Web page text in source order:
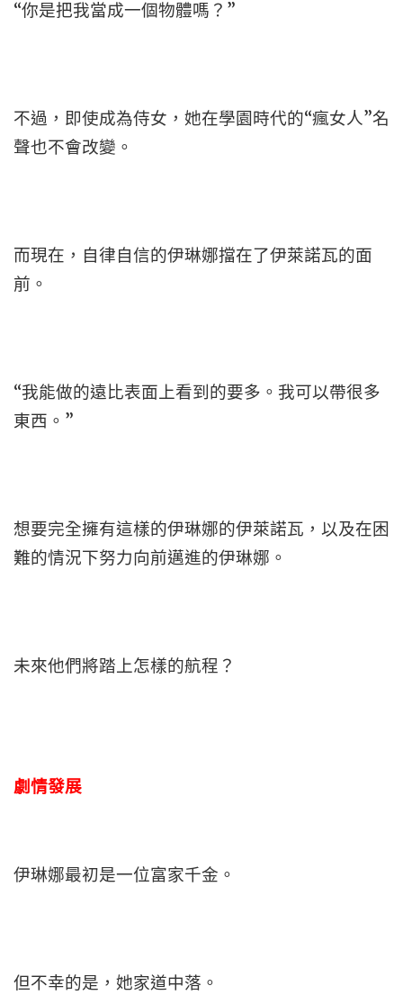
“你是把我當成一個物體嗎？”
不過，即使成為侍女，她在學園時代的“瘋女人”名
聲也不會改變。
而現在，自律自信的伊琳娜擋在了伊萊諾瓦的面
前。
“我能做的遠比表面上看到的要多。我可以帶很多
東西。”
想要完全擁有這樣的伊琳娜的伊萊諾瓦，以及在困
難的情況下努力向前邁進的伊琳娜。
未來他們將踏上怎樣的航程？
劇情發展
伊琳娜最初是一位富家千金。
但不幸的是，她家道中落。